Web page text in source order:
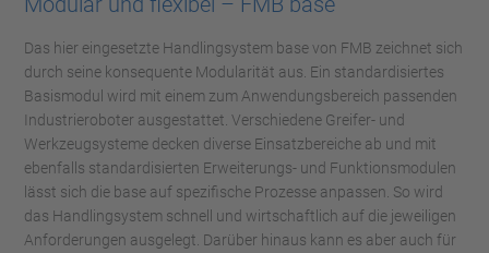
Das hier eingesetzte Handlingsystem base von FMB zeichnet sich
durch seine konsequente Modularität aus. Ein standardisiertes
Basismodul wird mit einem zum Anwendungsbereich passenden
Industrieroboter ausgestattet. Verschiedene Greifer- und
Werkzeugsysteme decken diverse Einsatzbereiche ab und mit
ebenfalls standardisierten Erweiterungs- und Funktionsmodulen
lässt sich die base auf spezifische Prozesse anpassen. So wird
das Handlingsystem schnell und wirtschaftlich auf die jeweiligen
Anforderungen ausgelegt. Darüber hinaus kann es aber auch für